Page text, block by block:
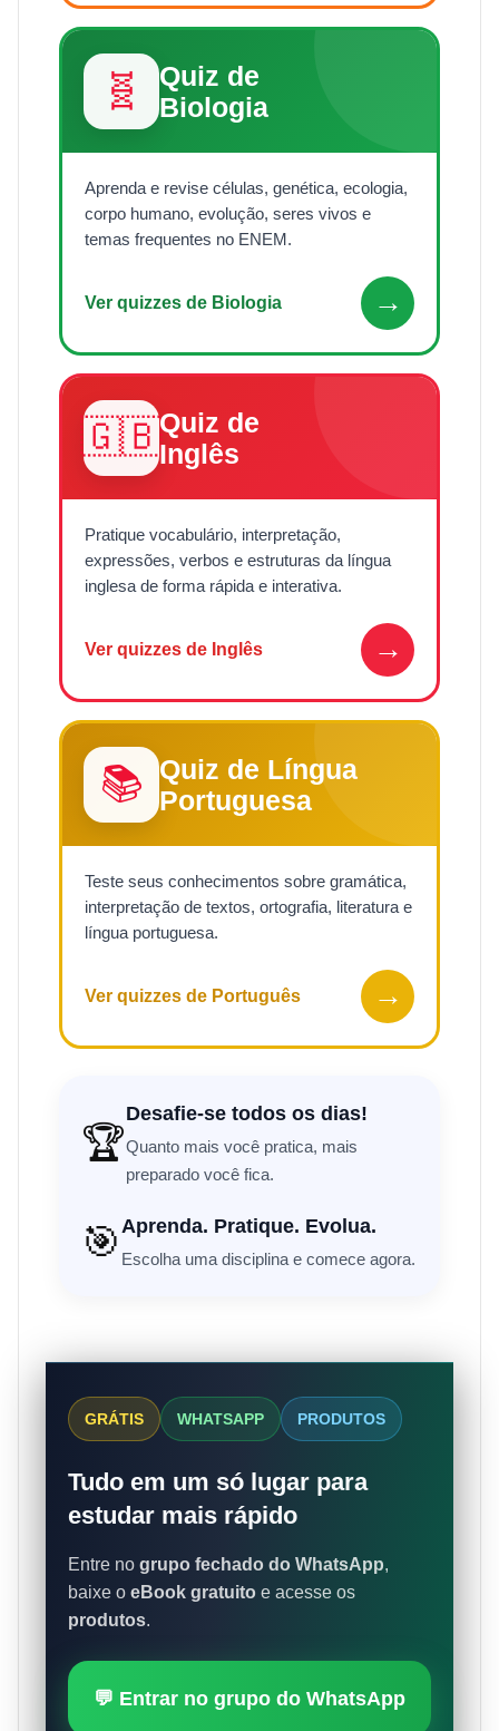
🧬
Quiz de
Biologia
Aprenda e revise células, genética, ecologia,
corpo humano, evolução, seres vivos e
temas frequentes no ENEM.
Ver quizzes de Biologia →
🇬🇧Quiz de
Inglês
Pratique vocabulário, interpretação,
expressões, verbos e estruturas da língua
inglesa de forma rápida e interativa.
Ver quizzes de Inglês →
📚
Quiz de Língua
Portuguesa
Teste seus conhecimentos sobre gramática,
interpretação de textos, ortografia, literatura e
língua portuguesa.
Ver quizzes de Português →
🏆
Desafie-se todos os dias!
Quanto mais você pratica, mais
preparado você fica.
🎯 Aprenda. Pratique. Evolua.
Escolha uma disciplina e comece agora.
GRÁTIS WHATSAPP PRODUTOS
Tudo em um só lugar para
estudar mais rápido
Entre no grupo fechado do WhatsApp,
baixe o eBook gratuito e acesse os
produtos.
💬 Entrar no grupo do WhatsApp